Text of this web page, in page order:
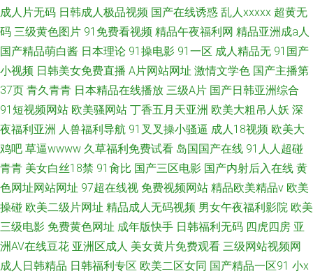
成人片无码 日韩成人极品视频 国产在线诱惑 乱人xxxxx 超黄无
码 三级黄色图片 91免费看视频 精品午夜福利网 精品亚洲成a人
国产精品萌白酱 日本理论 91操电影 91一区 成人精品无 91国产
小视频 日韩美女免费直播 A片网站网址 激情文学色 国产主播第
37页 青久青青 日本精品在线播放 三级A片 国产日韩亚洲综合
91短视频网站 欧美骚网站 丁香五月天亚洲 欧美大粗吊人妖 深
夜福利亚洲 人兽福利导航 91叉叉操小骚逼 成人18视频 欧美大
鸡吧 草逼wwww 久草福利免费试看 岛国国产在线 91人人超碰
青青 美女白丝18禁 91肏比 国产三区电影 国产内射后入在线 黄
色网址网站网址 97超在线视 免费视频网站 精品欧美精品v 欧美
操碰 欧美二级片网址 精品成人无码视频 男女午夜福利影院 欧美
三级电影 免费黄色网址 成年版快手 日韩福利无码 四虎四房 亚
洲AV在线豆花 亚洲区成人 美女黄片免费观看 三级网站视频网
成人日韩精品 日韩福利专区 欧美二区女同 国产精品一区91 小x